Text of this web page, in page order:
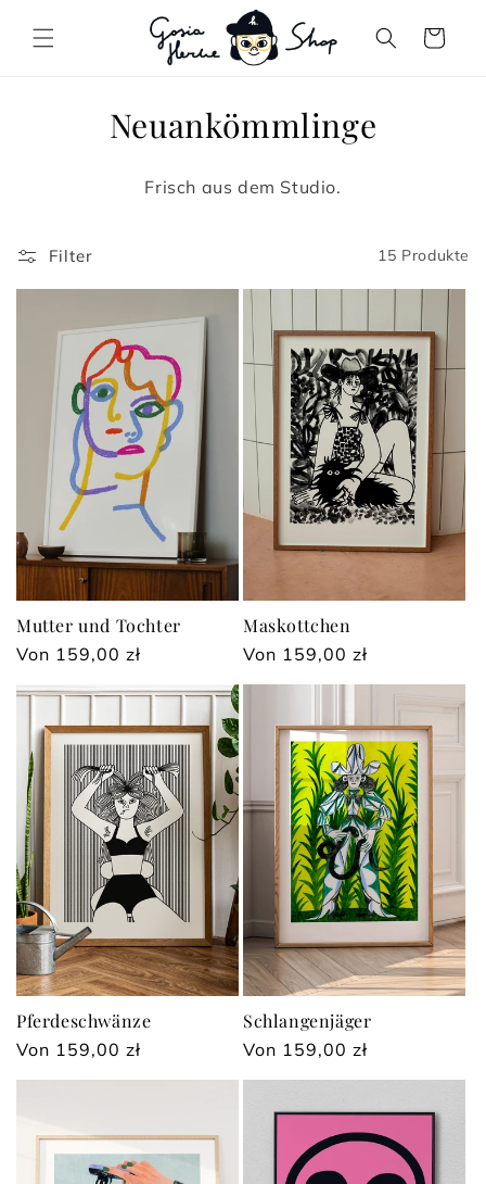
zum
Inhalt
Warenkorb
K
g
o
r
i
e
:
Neuankömmlinge
Frisch aus dem Studio.
Filter 15 Produkte
Mutter und Tochter
Normaler
Von 159,00 zł
Maskottchen
Normaler
Von 159,00 zł
Pferdeschwänze
Normaler
Von 159,00 zł
Schlangenjäger
Normaler
Von 159,00 zł